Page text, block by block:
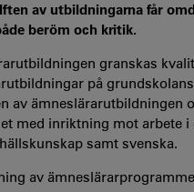
av utbildningarna får
beröm och kritik.
granskas
på
av
med inriktning mot arbete
samt svenska.
av